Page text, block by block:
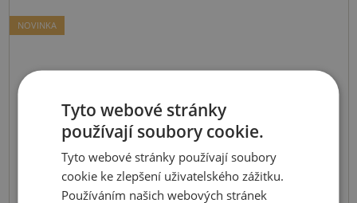
NOVINKA
Tyto webové stránky
používají soubory cookie.
Tyto webové stránky používají soubory
cookie ke zlepšení uživatelského zážitku.
Používáním našich webových stránek